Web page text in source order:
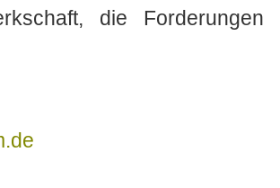
die